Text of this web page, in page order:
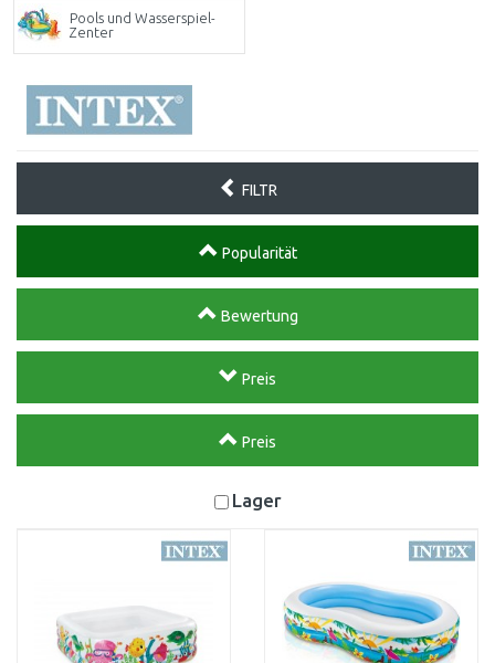
Pools und Wasserspiel-
Zenter
FILTR
Popularität
Bewertung
Preis
Preis
Lager